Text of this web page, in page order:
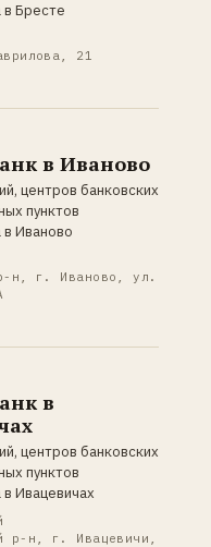
в Бресте
21
в Иваново
центров банковских
пунктов
в Иваново
р-н, г. Иваново, ул.
в
центров банковских
пунктов
Ивацевичах
р-н, г. Ивацевичи,